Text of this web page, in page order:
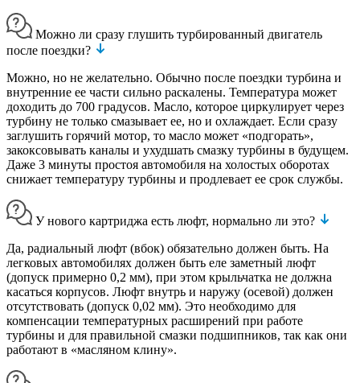
Можно ли сразу глушить турбированный двигатель
после поездки?
Можно, но не желательно. Обычно после поездки турбина и
внутренние ее части сильно раскалены. Температура может
доходить до 700 градусов. Масло, которое циркулирует через
турбину не только смазывает ее, но и охлаждает. Если сразу
заглушить горячий мотор, то масло может «подгорать»,
закоксовывать каналы и ухудшать смазку турбины в будущем.
Даже 3 минуты простоя автомобиля на холостых оборотах
снижает температуру турбины и продлевает ее срок службы.
У нового картриджа есть люфт, нормально ли это?
Да, радиальный люфт (вбок) обязательно должен быть. На
легковых автомобилях должен быть еле заметный люфт
(допуск примерно 0,2 мм), при этом крыльчатка не должна
касаться корпусов. Люфт внутрь и наружу (осевой) должен
отсутствовать (допуск 0,02 мм). Это необходимо для
компенсации температурных расширений при работе
турбины и для правильной смазки подшипников, так как они
работают в «масляном клину».